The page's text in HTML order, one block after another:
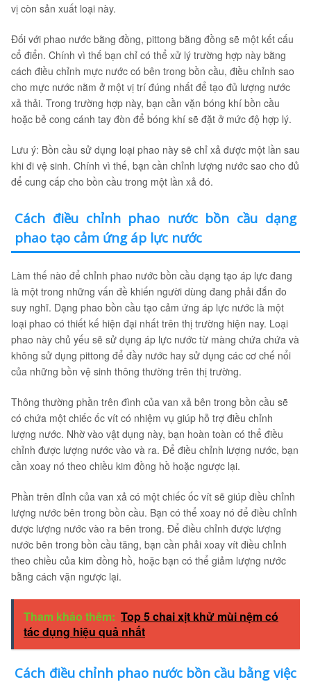
vị còn sản xuất loại này.
Đối với phao nước bằng đồng, pittong bằng đồng sẽ một kết cấu
cổ điển. Chính vì thế bạn chỉ có thể xử lý trường hợp này bằng
cách điều chỉnh mực nước có bên trong bồn cầu, điều chỉnh sao
cho mực nước nằm ở một vị trí đúng nhất để tạo đủ lượng nước
xả thải. Trong trường hợp này, bạn cần vặn bóng khí bồn cầu
hoặc bẻ cong cánh tay đòn để bóng khí sẽ đặt ở mức độ hợp lý.
Lưu ý: Bồn cầu sử dụng loại phao này sẽ chỉ xả được một lần sau
khi đi vệ sinh. Chính vì thế, bạn cần chỉnh lượng nước sao cho đủ
để cung cấp cho bồn cầu trong một lần xả đó.
Cách điều chỉnh phao nước bồn cầu dạng
phao tạo cảm ứng áp lực nước
Làm thế nào để chỉnh phao nước bồn cầu dạng tạo áp lực đang
là một trong những vấn đề khiến người dùng đang phải đắn đo
suy nghĩ. Dạng phao bồn cầu tạo cảm ứng áp lực nước là một
loại phao có thiết kế hiện đại nhất trên thị trường hiện nay. Loại
phao này chủ yếu sẽ sử dụng áp lực nước từ màng chứa chứa và
không sử dụng pittong để đầy nước hay sử dụng các cơ chế nổi
của những bồn vệ sinh thông thường trên thị trường.
Thông thường phần trên đình của van xả bên trong bồn cầu sẽ
có chứa một chiếc ốc vít có nhiệm vụ giúp hỗ trợ điều chỉnh
lượng nước. Nhờ vào vật dụng này, bạn hoàn toàn có thể điều
chỉnh được lượng nước vào và ra. Để điều chỉnh lượng nước, bạn
cần xoay nó theo chiều kim đồng hồ hoặc ngược lại.
Phần trên đỉnh của van xả có một chiếc ốc vít sẽ giúp điều chỉnh
lượng nước bên trong bồn cầu. Bạn có thể xoay nó để điều chỉnh
được lượng nước vào ra bên trong. Để điều chỉnh được lượng
nước bên trong bồn cầu tăng, bạn cần phải xoay vít điều chỉnh
theo chiều của kim đồng hồ, hoặc bạn có thể giảm lượng nước
bằng cách vặn ngược lại.
Tham khảo thêm: Top 5 chai xịt khử mùi nệm có
tác dụng hiệu quả nhất
Cách điều chỉnh phao nước bồn cầu bằng việc